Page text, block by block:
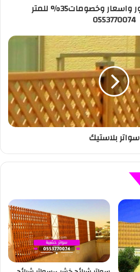
سواتر شينكو صور واسعار وخصومات35% للمتر
0553770074
سواتر بلاستيك